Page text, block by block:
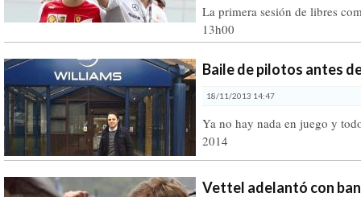
La primera sesión de libres
13h00
Baile de pilotos antes
18/11/2013 14:47
Ya no hay nada en juego y
2014
Vettel adelantó con